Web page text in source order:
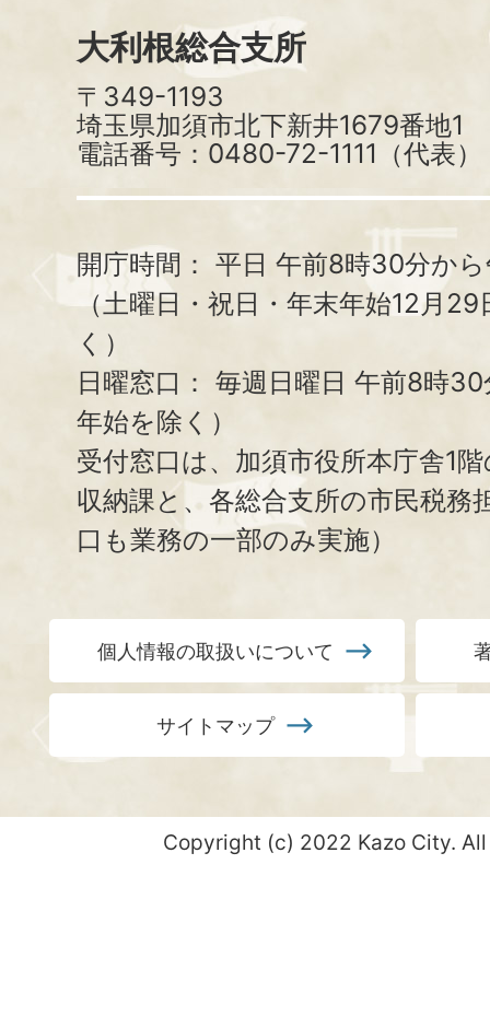
大利根総合支所
〒349-1193
埼玉県加須市北下新井1679番地1
電話番号：0480-72-1111（代表）
開庁時間： 平日 午前8時30分か
（土曜日・祝日・年末年始12月
く）
日曜窓口： 毎週日曜日 午前8時
年始を除く）
受付窓口は、加須市役所本庁舎1
収納課と、 各総合支所の市民税務
口も業務の一部のみ実施）
個人情報の取扱いについて
サイトマップ
Copyright (c) 2022 Kazo City.